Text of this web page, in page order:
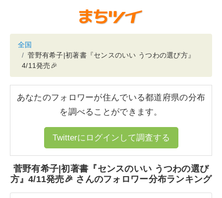
全国
菅野有希子|初著書『センスのいい うつわの選び方』
4/11発売🎉
あなたのフォロワーが住んでいる都道府県の分布
を調べることができます。
Twitterにログインして調査する
菅野有希子|初著書『センスのいい うつわの選び
方』4/11発売🎉 さんのフォロワー分布ランキング